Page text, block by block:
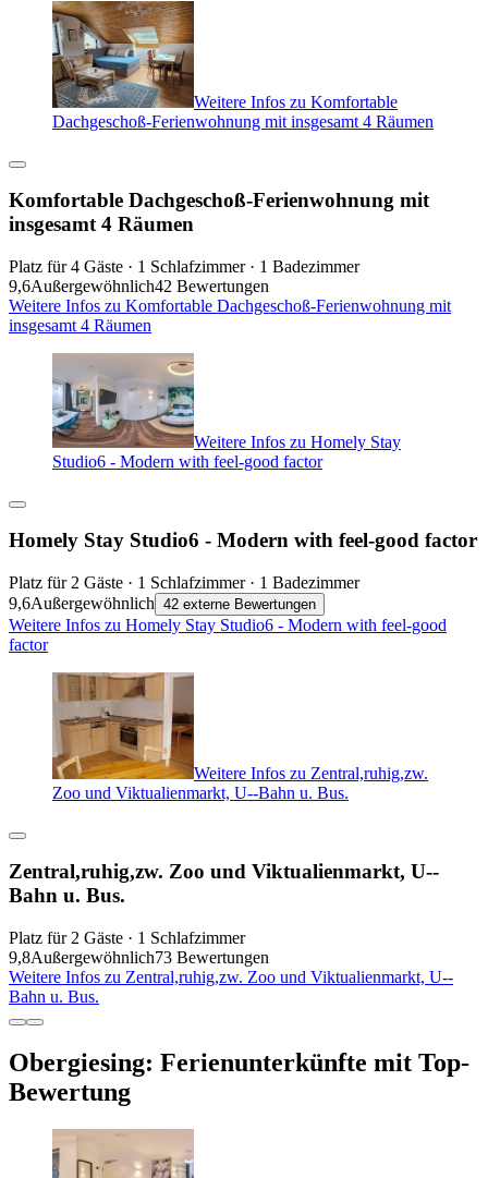
Weitere Infos zu Komfortable
Dachgeschoß-Ferienwohnung mit insgesamt 4 Räumen
Komfortable Dachgeschoß-Ferienwohnung mit
insgesamt 4 Räumen
Platz für 4 Gäste · 1 Schlafzimmer · 1 Badezimmer
9,6Außergewöhnlich42 Bewertungen
Weitere Infos zu Komfortable Dachgeschoß-Ferienwohnung mit
insgesamt 4 Räumen
Weitere Infos zu Homely Stay
Studio6 - Modern with feel-good factor
Homely Stay Studio6 - Modern with feel-good factor
Platz für 2 Gäste · 1 Schlafzimmer · 1 Badezimmer
9,6Außergewöhnlich 42 externe Bewertungen
Weitere Infos zu Homely Stay Studio6 - Modern with feel-good
factor
Weitere Infos zu Zentral,ruhig,zw.
Zoo und Viktualienmarkt, U--Bahn u. Bus.
Zentral,ruhig,zw. Zoo und Viktualienmarkt, U--
Bahn u. Bus.
Platz für 2 Gäste · 1 Schlafzimmer
9,8Außergewöhnlich73 Bewertungen
Weitere Infos zu Zentral,ruhig,zw. Zoo und Viktualienmarkt, U--
Bahn u. Bus.
Obergiesing: Ferienunterkünfte mit Top-
Bewertung